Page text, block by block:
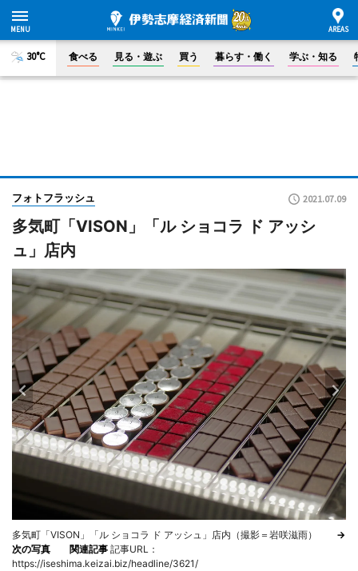
30°C 食べる 見る・遊ぶ 買う 暮らす・働く 学ぶ・知る
フォトフラッシュ 2021.07.09
多気町「VISON」「ル ショコラ ド アッシ
ュ」店内
多気町「VISON」「ル ショコラ ド アッシュ」店内（撮影＝岩咲滋雨） →
次の写真
関連記事 記事URL：
https://iseshima.keizai.biz/headline/3621/